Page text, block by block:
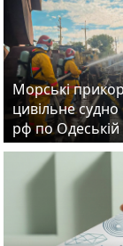
Морські
цивільне судно
рф по Одеській